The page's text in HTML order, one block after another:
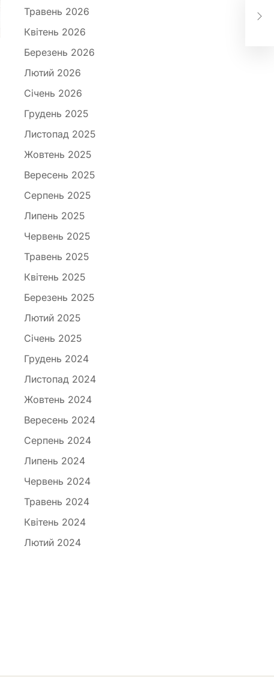
Травень 2026
Квітень 2026
Березень 2026
Лютий 2026
Січень 2026
Грудень 2025
Листопад 2025
Жовтень 2025
Вересень 2025
Серпень 2025
Липень 2025
Червень 2025
Травень 2025
Квітень 2025
Березень 2025
Лютий 2025
Січень 2025
Грудень 2024
Листопад 2024
Жовтень 2024
Вересень 2024
Серпень 2024
Липень 2024
Червень 2024
Травень 2024
Квітень 2024
Лютий 2024